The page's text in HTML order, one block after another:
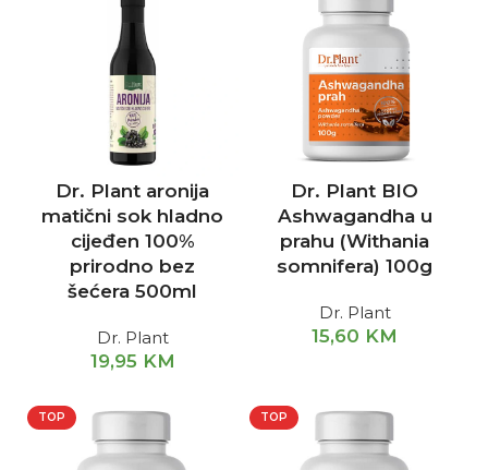
Dr. Plant aronija
matični sok hladno
cijeđen 100%
prirodno bez
šećera 500ml
Dr. Plant
19,95 KM
Dr. Plant BIO
Ashwagandha u
prahu (Withania
somnifera) 100g
Dr. Plant
15,60 KM
TOP TOP